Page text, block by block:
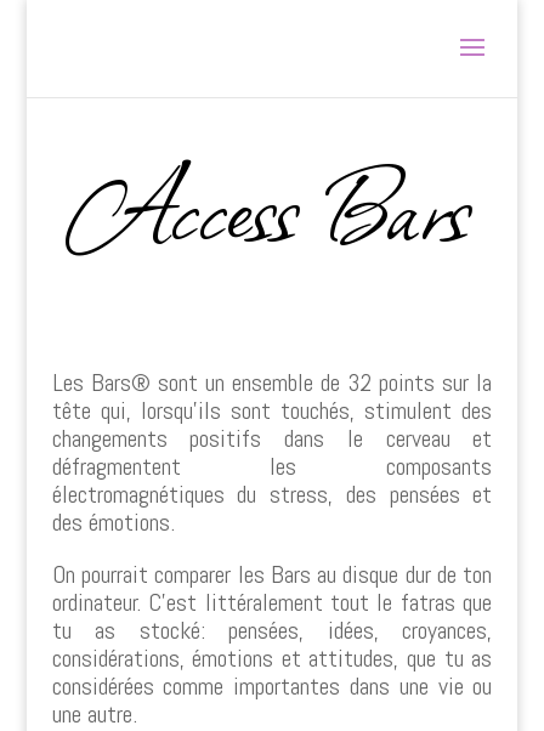
Access Bars
Les Bars® sont un ensemble de 32 points sur la
tête qui, lorsqu’ils sont touchés, stimulent des
changements positifs dans le cerveau et
défragmentent les composants
électromagnétiques du stress, des pensées et
des émotions.
On pourrait comparer les Bars au disque dur de ton
ordinateur. C’est littéralement tout le fatras que
tu as stocké: pensées, idées, croyances,
considérations, émotions et attitudes, que tu as
considérées comme importantes dans une vie ou
une autre.